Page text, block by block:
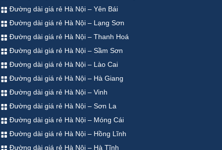
Đường dài giá rẻ Hà Nội – Yên Bái
Đường dài giá rẻ Hà Nội – Lạng Sơn
Đường dài giá rẻ Hà Nội – Thanh Hoá
Đường dài giá rẻ Hà Nội – Sầm Sơn
Đường dài giá rẻ Hà Nội – Lào Cai
Đường dài giá rẻ Hà Nội – Hà Giang
Đường dài giá rẻ Hà Nội – Vinh
Đường dài giá rẻ Hà Nội – Sơn La
Đường dài giá rẻ Hà Nội – Móng Cái
Đường dài giá rẻ Hà Nội – Hồng Lĩnh
Đường dài giá rẻ Hà Nội – Hà Tĩnh